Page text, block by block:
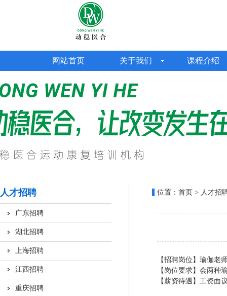
网站首页 关于我们 课程介绍
人才招聘
广东招聘
湖北招聘
上海招聘
江西招聘
重庆招聘
位置： 首页 > 人才招
【招聘岗位】瑜伽老
【岗位要求】会两种
【薪资待遇】工资面